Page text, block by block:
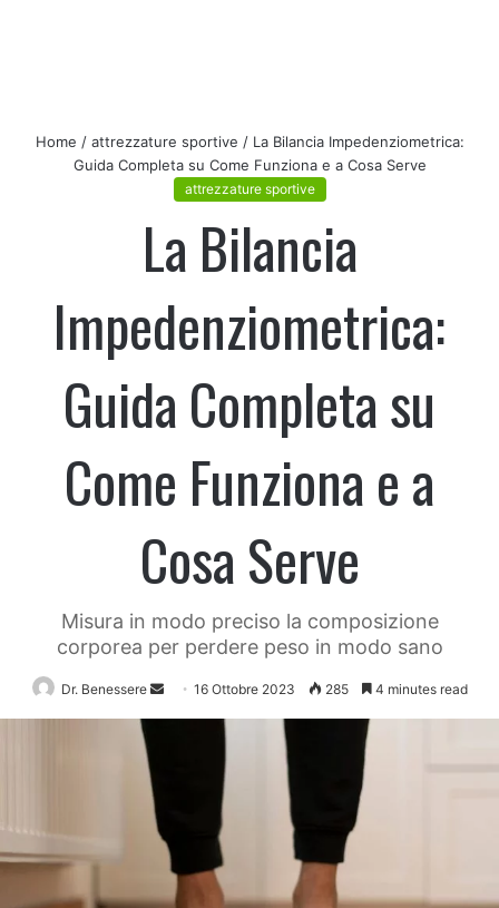
Home / attrezzature sportive / La Bilancia Impedenziometrica:
Guida Completa su Come Funziona e a Cosa Serve
attrezzature sportive
La Bilancia
Impedenziometrica:
Guida Completa su
Come Funziona e a
Cosa Serve
Misura in modo preciso la composizione
corporea per perdere peso in modo sano
Dr. Benessere
Send
an
16 Ottobre 2023 285 4 minutes read